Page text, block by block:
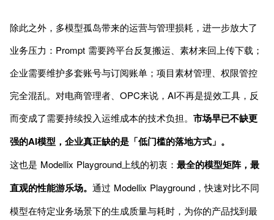
除此之外，多模型孤岛带来的运营与管理损耗，进一步放大了
业务压力：Prompt 需要跨平台反复搬运、素材来回上传下载；
企业需要维护多套账号与订阅账单；项目素材管理、权限管控
完全混乱。对电商管理者、OPC来说，AI不再是提效工具，反
而变成了需要持续投入运维成本的技术负担。 市场早已不缺更
强的AI模型，企业真正缺的是「低门槛的落地方式」。
这也是 Modellix Playground上线的初衷： 最全的模型矩阵，最
直观的性能游乐场。 通过 Modellix Playground，快速对比不同
模型在特定业务场景下的生成质量与耗时，为你的产品找到最